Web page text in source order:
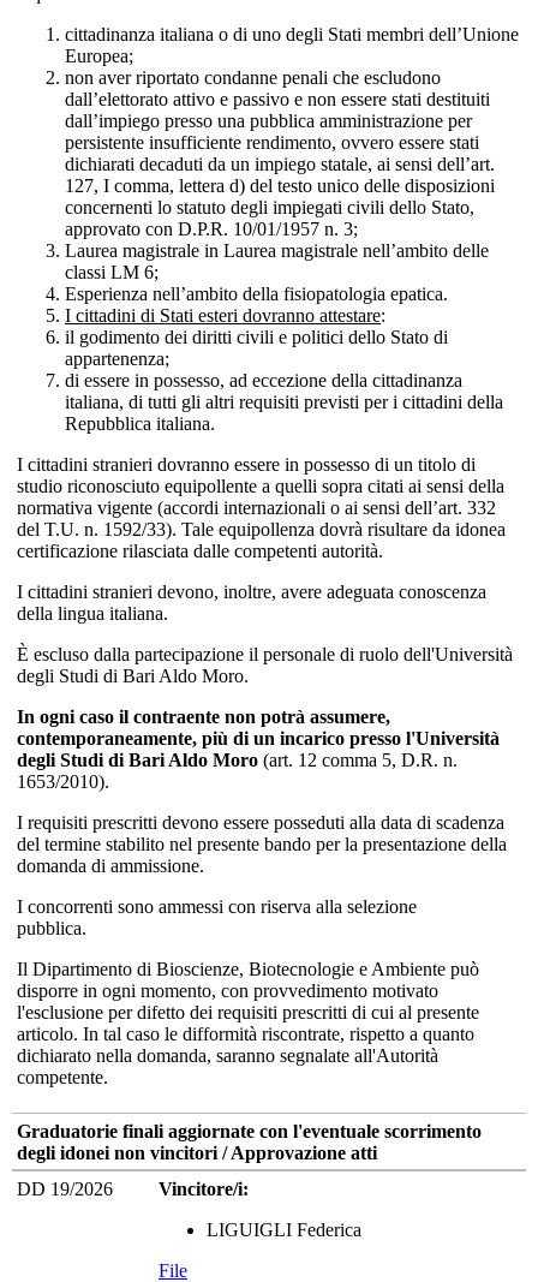
cittadinanza italiana o di uno degli Stati membri dell’Unione
Europea;
non aver riportato condanne penali che escludono
dall’elettorato attivo e passivo e non essere stati destituiti
dall’impiego presso una pubblica amministrazione per
persistente insufficiente rendimento, ovvero essere stati
dichiarati decaduti da un impiego statale, ai sensi dell’art.
127, I comma, lettera d) del testo unico delle disposizioni
concernenti lo statuto degli impiegati civili dello Stato,
approvato con D.P.R. 10/01/1957 n. 3;
Laurea magistrale in Laurea magistrale nell’ambito delle
classi LM 6;
Esperienza nell’ambito della fisiopatologia epatica.
I cittadini di Stati esteri dovranno attestare:
il godimento dei diritti civili e politici dello Stato di
appartenenza;
di essere in possesso, ad eccezione della cittadinanza
italiana, di tutti gli altri requisiti previsti per i cittadini della
Repubblica italiana.
I cittadini stranieri dovranno essere in possesso di un titolo di
studio riconosciuto equipollente a quelli sopra citati ai sensi della
normativa vigente (accordi internazionali o ai sensi dell’art. 332
del T.U. n. 1592/33). Tale equipollenza dovrà risultare da idonea
certificazione rilasciata dalle competenti autorità.
I cittadini stranieri devono, inoltre, avere adeguata conoscenza
della lingua italiana.
È escluso dalla partecipazione il personale di ruolo dell'Università
degli Studi di Bari Aldo Moro.
In ogni caso il contraente non potrà assumere,
contemporaneamente, più di un incarico presso l'Università
degli Studi di Bari Aldo Moro (art. 12 comma 5, D.R. n.
1653/2010).
I requisiti prescritti devono essere posseduti alla data di scadenza
del termine stabilito nel presente bando per la presentazione della
domanda di ammissione.
I concorrenti sono ammessi con riserva alla selezione
pubblica.
Il Dipartimento di Bioscienze, Biotecnologie e Ambiente può
disporre in ogni momento, con provvedimento motivato
l'esclusione per difetto dei requisiti prescritti di cui al presente
articolo. In tal caso le difformità riscontrate, rispetto a quanto
dichiarato nella domanda, saranno segnalate all'Autorità
competente.
Graduatorie finali aggiornate con l'eventuale scorrimento
degli idonei non vincitori / Approvazione atti
DD 19/2026
Vincitore/i:
LIGUIGLI Federica
File